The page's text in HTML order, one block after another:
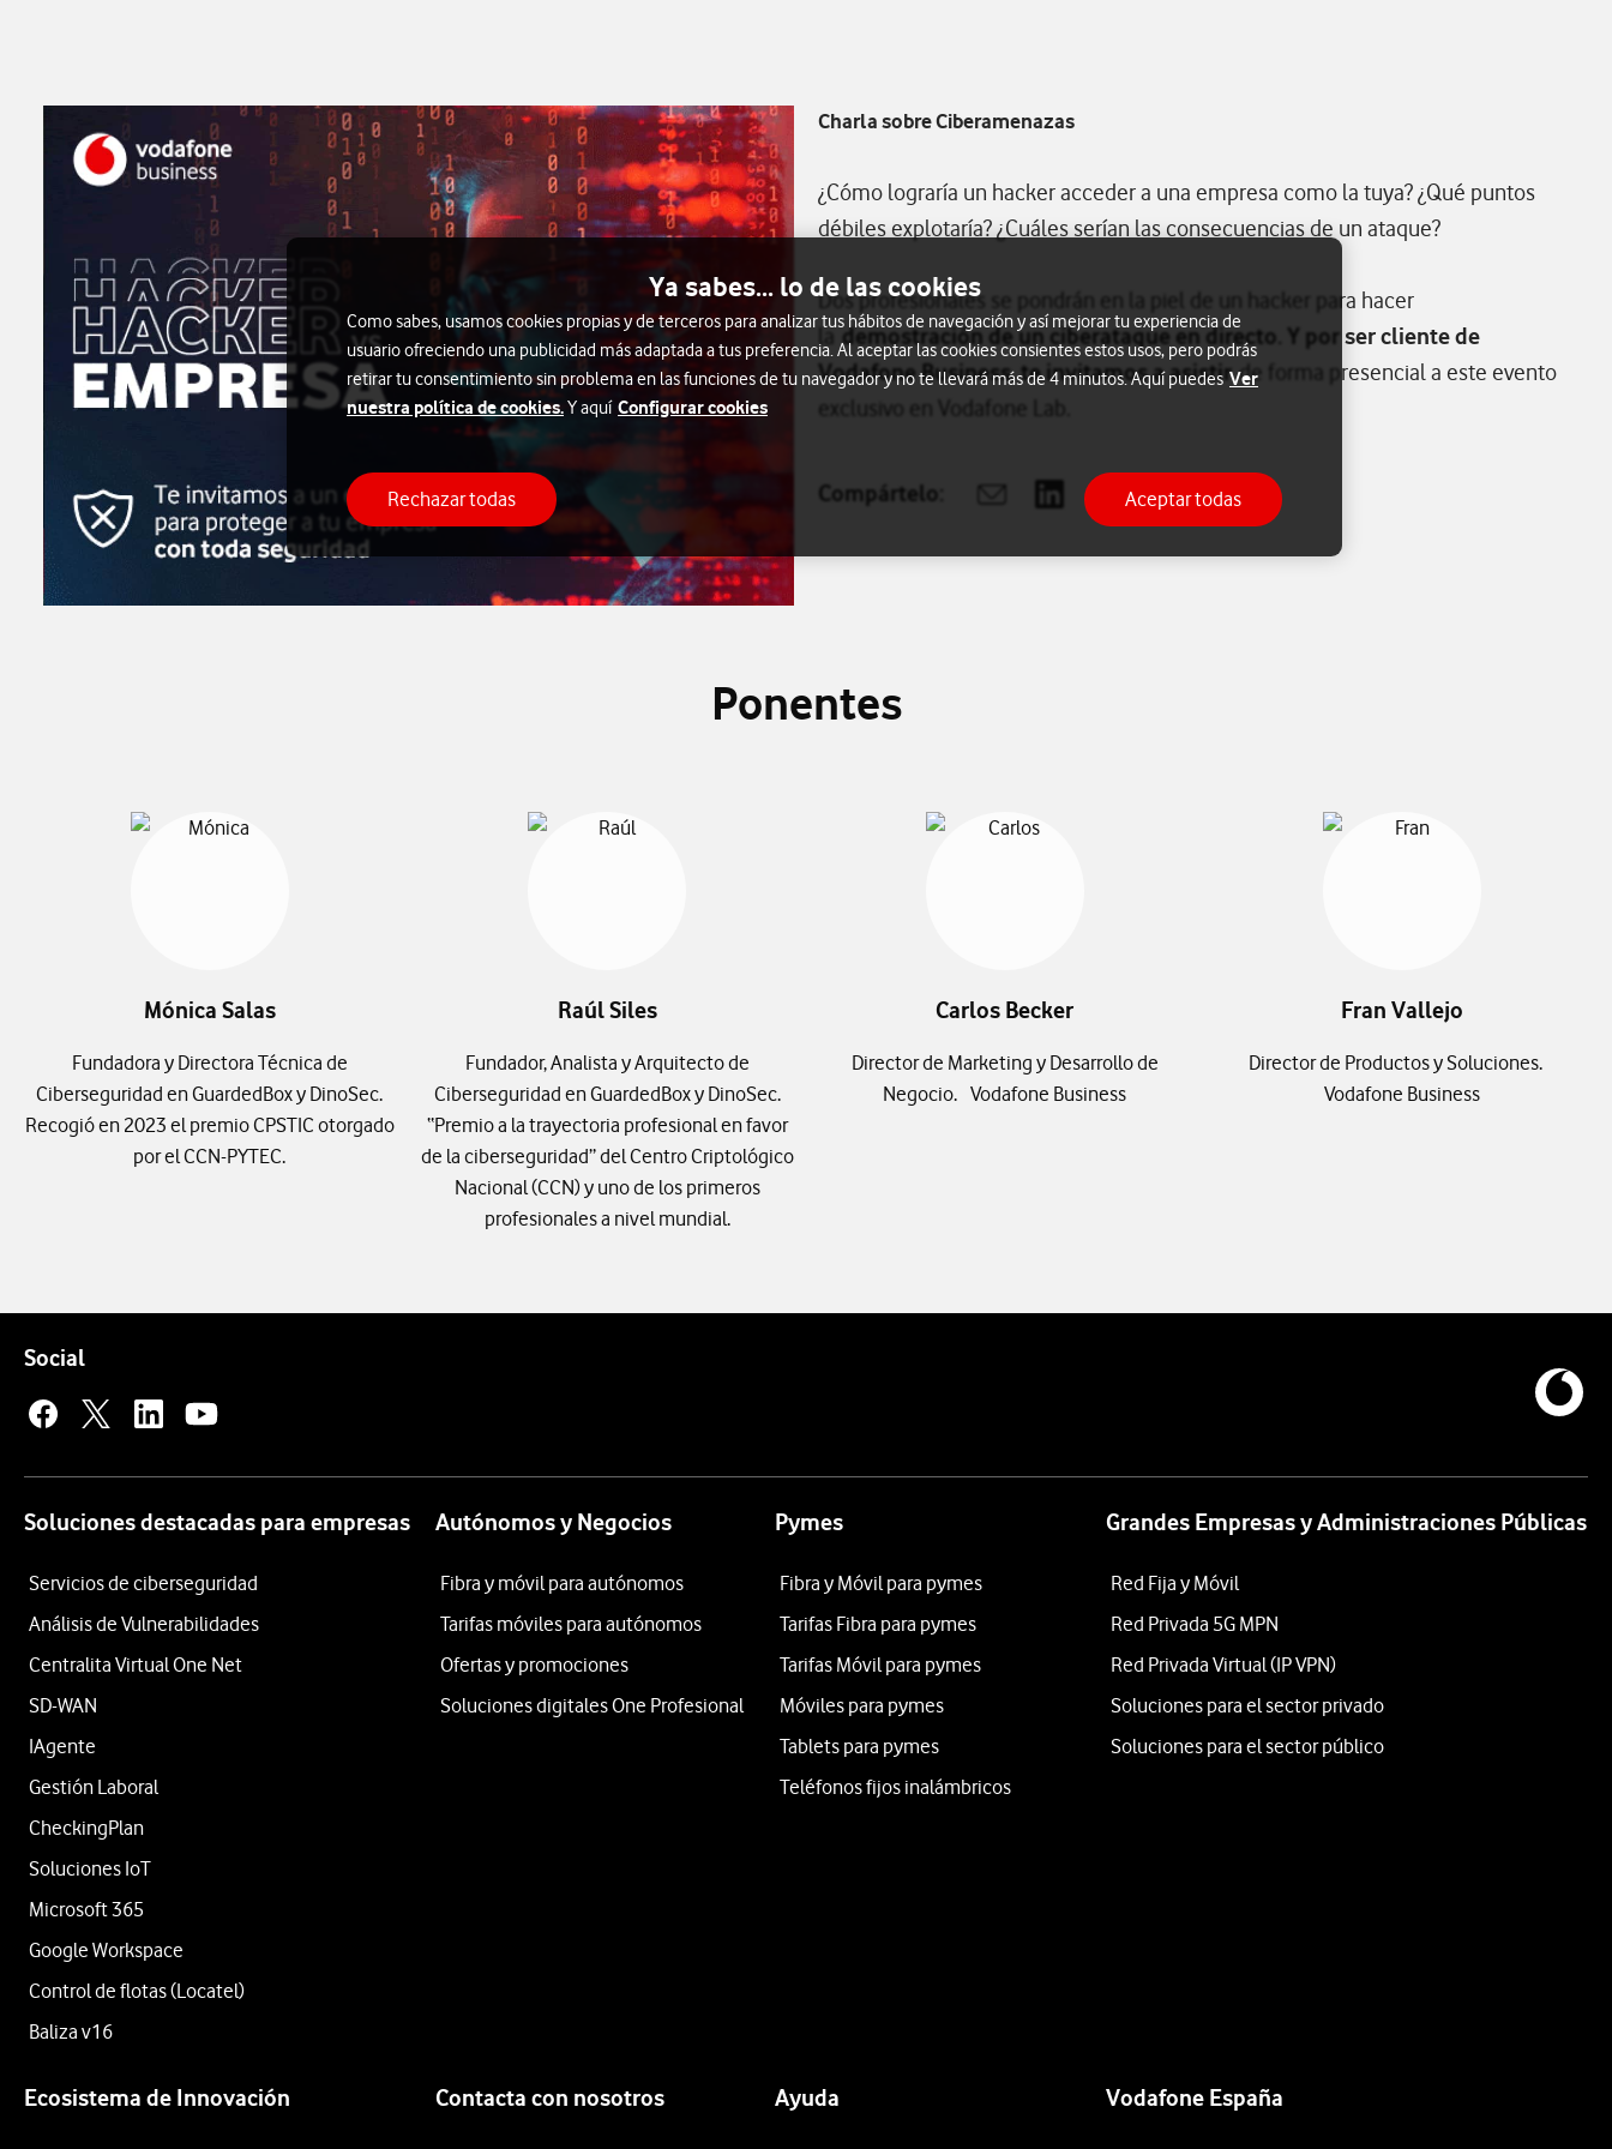
Charla sobre Ciberamenazas
¿Cómo lograría un hacker acceder a una empresa como la tuya? ¿Qué puntos
débiles explotaría? ¿Cuáles serían las consecuencias de un ataque?
Dos profesionales se pondrán en la piel de un hacker para hacer
lademostración de un ciberataque en directo. Y por ser cliente de
Vodafone Business, te invitamos a asistirde forma presencial a este evento
exclusivo en Vodafone Lab.
Compártelo:
Abrir ventana para compartir en mail
Abrir ventana para compartir en linkedin
Abrir ventana para compartir en twitter
Abrir ventana para compartir en facebook
Ponentes
Mónica Salas
Fundadora y Directora Técnica de
Ciberseguridad en GuardedBox y DinoSec.
Recogió en 2023 el premio CPSTIC otorgado
por el CCN-PYTEC.
Raúl Siles
Fundador, Analista y Arquitecto de
Ciberseguridad en GuardedBox y DinoSec.
“Premio a la trayectoria profesional en favor
de la ciberseguridad” del Centro Criptológico
Nacional (CCN) y uno de los primeros
profesionales a nivel mundial.
Carlos Becker
Director de Marketing y Desarrollo de
Negocio. Vodafone Business
Fran Vallejo
Director de Productos y Soluciones.
Vodafone Business
SocialEnlaces a las redes sociales de Vodafone
Soluciones destacadas para empresas
Servicios de ciberseguridad
Análisis de Vulnerabilidades
Centralita Virtual One Net
SD-WAN
IAgente
Gestión Laboral
CheckingPlan
Soluciones IoT
Microsoft 365
Google Workspace
Control de flotas (Locatel)
Baliza v16
Autónomos y Negocios
Fibra y móvil para autónomos
Tarifas móviles para autónomos
Ofertas y promociones
Soluciones digitales One Profesional
Pymes
Fibra y Móvil para pymes
Tarifas Fibra para pymes
Tarifas Móvil para pymes
Móviles para pymes
Tablets para pymes
Teléfonos fijos inalámbricos
Grandes Empresas y Administraciones Públicas
Red Fija y Móvil
Red Privada 5G MPN
Red Privada Virtual (IP VPN)
Soluciones para el sector privado
Soluciones para el sector público
Ecosistema de Innovación Contacta con nosotros Ayuda Vodafone España
Ya sabes... lo de las cookies
Como sabes, usamos cookies propias y de terceros para analizar tus hábitos de navegación y así mejorar tu experiencia de
usuario ofreciendo una publicidad más adaptada a tus preferencia. Al aceptar las cookies consientes estos usos, pero podrás
retirar tu consentimiento sin problema en las funciones de tu navegador y no te llevará más de 4 minutos. Aquí puedesVer
nuestra política de cookies.Y aquí Configurar cookies
Rechazar todas Aceptar todas